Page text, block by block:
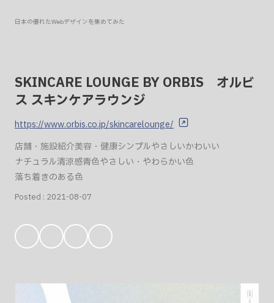
日本の優れたWebデザインを集めてみた
SKINCARE LOUNGE BY ORBIS オルビ
ス スキンケアラウンジ
https://www.orbis.co.jp/skincarelounge/
店舗・施設紹介美容・健康シンプルやさしいかわいい
ナチュラル清涼感青色やさしい・やわらかい色
落ち着きのある色
Posted : 2021-08-07
気
入